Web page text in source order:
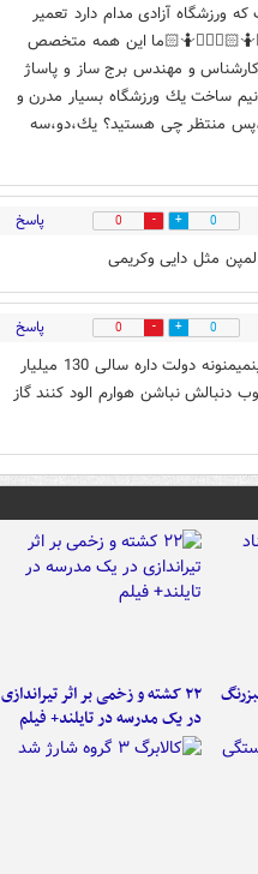
آزادى مدام دارد تعمير
اين همه متخصص
كارشناس و مهندس برج ساز و پاساژ
ساخت يك ورزشگاه بسيار مدرن و
،پس منتظر چى هستيد؟ يك،دو،سه
0
0 پاسخ
مثل دایی وکریمی
0
0 پاسخ
هرچی پول میدن ارز ترجیحی بنزین اب برق گاز دیگه چیزینمیمنونه دولت داره سالی 130 میلیار
دنبالش نباشن هوارم الود کنند گاز
۲۲ کشته و زخمی بر اثر تیراندازی
در یک مدرسه در تایلند+ فیلم